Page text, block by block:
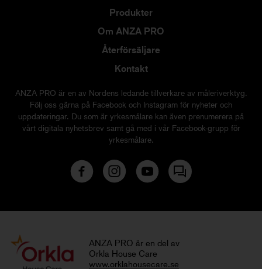
Produkter
Om ANZA PRO
Återförsäljare
Kontakt
ANZA PRO är en av Nordens ledande tillverkare av måleriverktyg.
Följ oss gärna på Facebook och Instagram för nyheter och
uppdateringar. Du som är yrkesmålare kan även prenumerera på
vårt digitala nyhetsbrev samt gå med i vår Facebook-grupp för
yrkesmålare.
ANZA PRO är en del av
Orkla House Care
www.orklahousecare.se